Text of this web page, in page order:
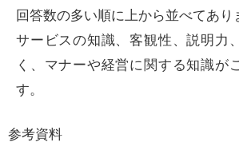
回答数の多い順に上から並べてあり
サービスの知識、客観性、説明力
く、マナーや経営に関する知識が
す。
参考資料